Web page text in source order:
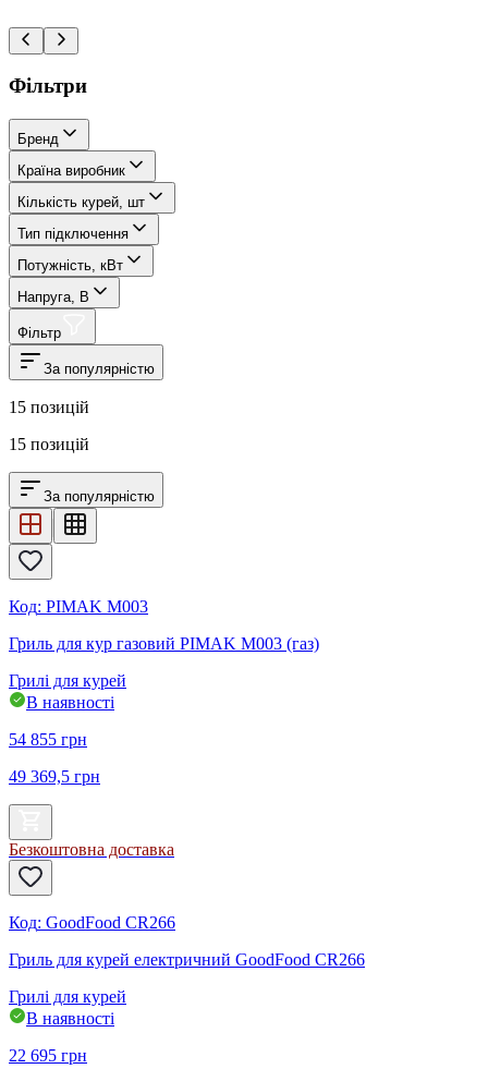
Фільтри
Бренд
Країна виробник
Кількість курей, шт
Тип підключення
Потужність, кВт
Напруга, В
Фільтр
За популярністю
15 позицій
15 позицій
За популярністю
Код: PIMAK M003
Гриль для кур газовий PIMAK M003 (газ)
Грилі для курей
В наявності
54 855 грн
49 369,5 грн
Безкоштовна доставка
Код: GoodFood CR266
Гриль для курей електричний GoodFood CR266
Грилі для курей
В наявності
22 695 грн